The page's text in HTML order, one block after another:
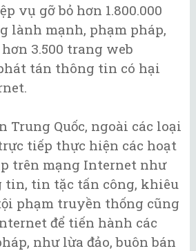
vụ gỡ bỏ hơn 1.800.000
lành mạnh, phạm pháp,
3.500 trang web
tán thông tin có hại
Trung Quốc, ngoài các loại
tiếp thực hiện các hoạt
trên mạng Internet như
tin, tin tặc tấn công, khiêu
phạm truyền thống cũng
để tiến hành các
như lừa đảo, buôn bán